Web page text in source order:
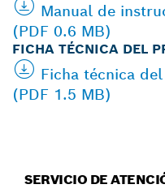
Manual de
(PDF 0.6 MB)
FICHA TÉCNICA DEL
Ficha técnica
(PDF 1.5 MB)
SERVICIO DE